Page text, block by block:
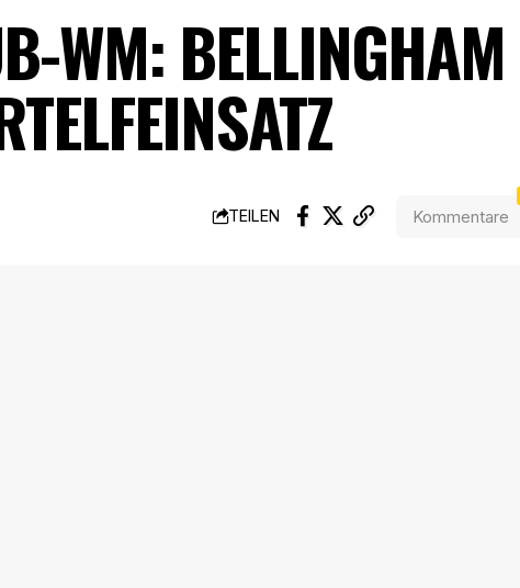
WM: BELLINGHAM
TEILEN Kommentare